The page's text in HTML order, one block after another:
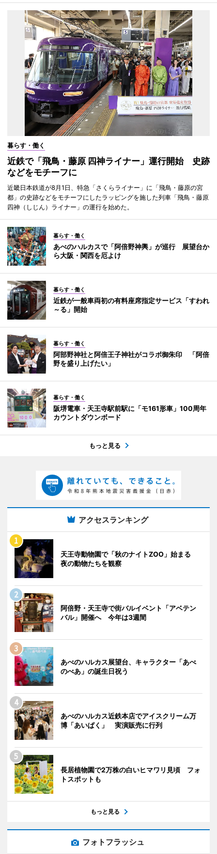
暮らす・働く
近鉄で「飛鳥・藤原 四神ライナー」運行開始 史跡
などをモチーフに
近畿日本鉄道が8月1日、特急「さくらライナー」に「飛鳥・藤原の宮
都」の史跡などをモチーフにしたラッピングを施した列車「飛鳥・藤原
四神（しじん）ライナー」の運行を始めた。
暮らす・働く
あべのハルカスで「阿倍野神輿」が巡行 展望台か
ら大阪・関西を厄よけ
暮らす・働く
近鉄が一般車両初の有料座席指定サービス「すわれ
～る」開始
暮らす・働く
阿部野神社と阿倍王子神社がコラボ御朱印 「阿倍
野を盛り上げたい」
暮らす・働く
阪堺電車・天王寺駅前駅に「モ161形車」100周年
カウントダウンボード
もっと見る
アクセスランキング
天王寺動物園で「秋のナイトZOO」始まる
夜の動物たちを観察
阿倍野・天王寺で街バルイベント「アベテン
バル」開催へ 今年は3週間
あべのハルカス展望台、キャラクター「あべ
のべあ」の誕生日祝う
あべのハルカス近鉄本店でアイスクリーム万
博「あいぱく」 実演販売に行列
長居植物園で2万株の白いヒマワリ見頃 フォ
トスポットも
もっと見る
フォトフラッシュ